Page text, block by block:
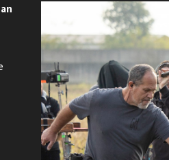
Chi siamo
Storia della Fondazione